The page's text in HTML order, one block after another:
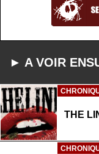
► A VOIR
THE